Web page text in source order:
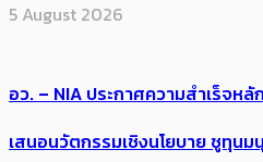
5 August 2026
อว. – NIA ประกาศความสำเร็จห
เสนอนวัตกรรมเชิงนโยบาย ชูทุน